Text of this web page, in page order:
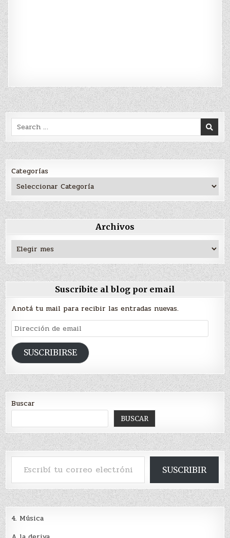
Search
for:
Categorías
Archivos
Archivos
Suscribite al blog por email
Anotá tu mail para recibir las entradas nuevas.
Dirección
de
emailSUSCRIBIRSE
Buscar
BUSCAR
Escribí tu correo electrónico…
SUSCRIBIR
4. Música